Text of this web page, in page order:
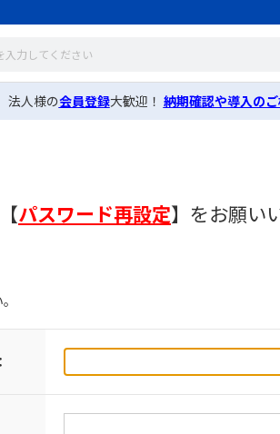
法人様の会員登録大歓迎！ 納期確認や導入の
【パスワード再設定】 をお願い